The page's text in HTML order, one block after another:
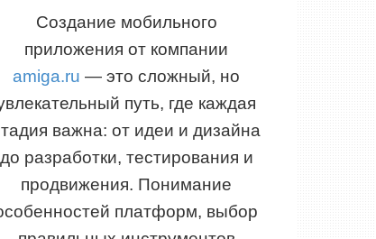
Создание мобильного
приложения от компании
amiga.ru — это сложный, но
путь, где каждая
важна: от идеи и дизайна
до разработки, тестирования и
продвижения. Понимание
платформ, выбор